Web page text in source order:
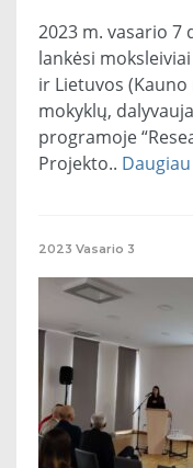
2023 m. vasario
lankėsi
ir Lietuvos
mokyklų,
programoje
Projekto.. Daugiau
2023 Vasario 3